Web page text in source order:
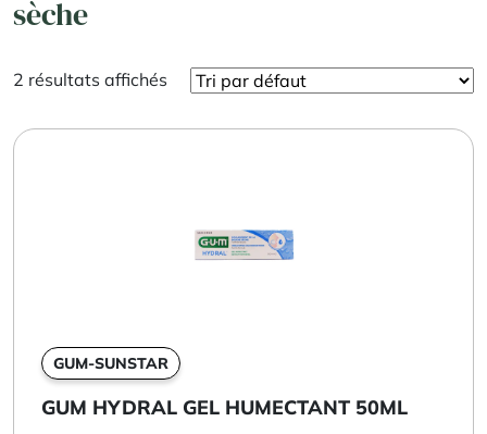
sèche
2 résultats affichés
GUM-SUNSTAR
GUM HYDRAL GEL HUMECTANT 50ML